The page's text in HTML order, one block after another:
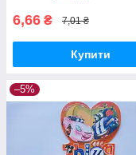
6,66 ₴ 7,01 ₴
Купити
–5%